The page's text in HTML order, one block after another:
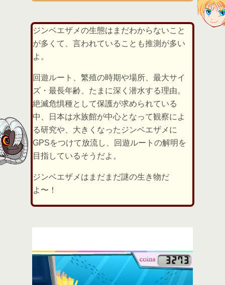
ジンベエザメの生態はまだわからないこと
が多くて、言われていることも推測が多い
よ。
回遊ルート、繁殖の時期や場所、最大サイ
ズ・最長年齢、たまに深く潜水する理由。
絶滅危惧種として保護が求められている
中、日本は水族館が中心となって観察によ
る研究や、大きくなったジンベエザメに
GPSをつけて放流し、回遊ルートの解明を
目指しているそうだよ。
ジンベエザメはまだまだ謎の生き物だ
よ〜！